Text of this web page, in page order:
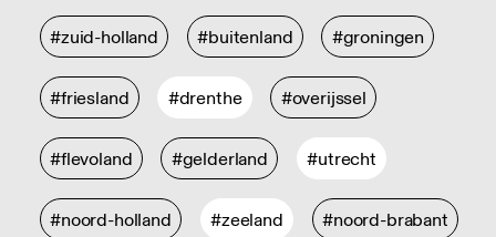
#zuid-holland #buitenland #groningen
#friesland #drenthe #overijssel
#flevoland #gelderland #utrecht
#noord-holland #zeeland #noord-brabant